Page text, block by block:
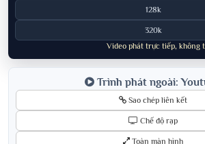
128k
320k
Video phát trực tiếp, không
Trình phát ngoài:
Sao chép liên kết
Chế độ rạp
Toàn màn hình